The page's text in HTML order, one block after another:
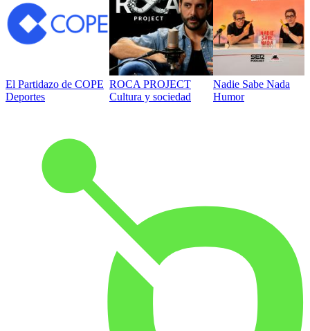
El Partidazo de COPE
Deportes
ROCA PROJECT
Cultura y sociedad
Nadie Sabe Nada
Humor